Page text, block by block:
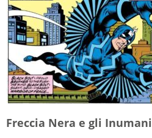
Freccia Nera e gli Inumani